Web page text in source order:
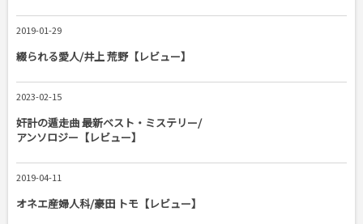
2019-01-29
綴られる愛人/井上 荒野【レビュー】
2023-02-15
奸計の遁走曲 最新ベスト・ミステリー/
アンソロジー【レビュー】
2019-04-11
オネエ産婦人科/豪田 トモ【レビュー】